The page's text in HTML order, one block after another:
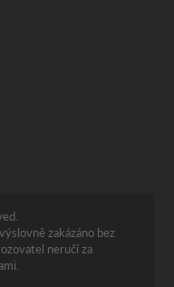
zakázáno bez
neručí za